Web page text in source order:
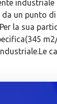
industriale
da un punto
la sua